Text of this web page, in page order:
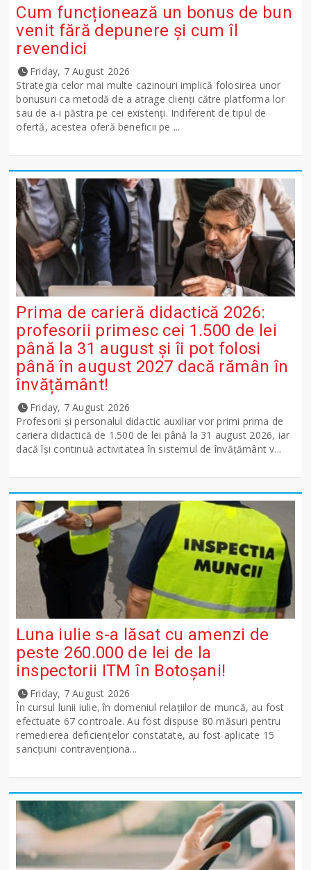
Cum funcționează un bonus de bun
venit fără depunere și cum îl
revendici
Friday, 7 August 2026
Strategia celor mai multe cazinouri implică folosirea unor
bonusuri ca metodă de a atrage clienți către platforma lor
sau de a-i păstra pe cei existenți. Indiferent de tipul de
ofertă, acestea oferă beneficii pe ...
Prima de carieră didactică 2026:
profesorii primesc cei 1.500 de lei
până la 31 august și îi pot folosi
până în august 2027 dacă rămân în
învățământ!
Friday, 7 August 2026
Profesorii și personalul didactic auxiliar vor primi prima de
cariera didactică de 1.500 de lei până la 31 august 2026, iar
dacă își continuă activitatea în sistemul de învățământ v...
Luna iulie s-a lăsat cu amenzi de
peste 260.000 de lei de la
inspectorii ITM în Botoșani!
Friday, 7 August 2026
În cursul lunii iulie, în domeniul relațiilor de muncă, au fost
efectuate 67 controale. Au fost dispuse 80 măsuri pentru
remedierea deficiențelor constatate, au fost aplicate 15
sancţiuni contravenționa...